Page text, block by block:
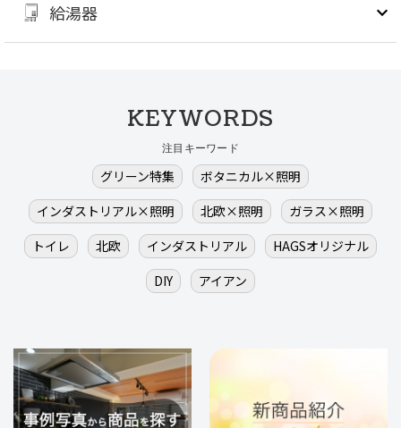
給湯器
KEYWORDS
注目キーワード
グリーン特集
ボタニカル×照明
インダストリアル×照明
北欧×照明
ガラス×照明
トイレ
北欧 インダストリアル
HAGSオリジナル
DIY
アイアン